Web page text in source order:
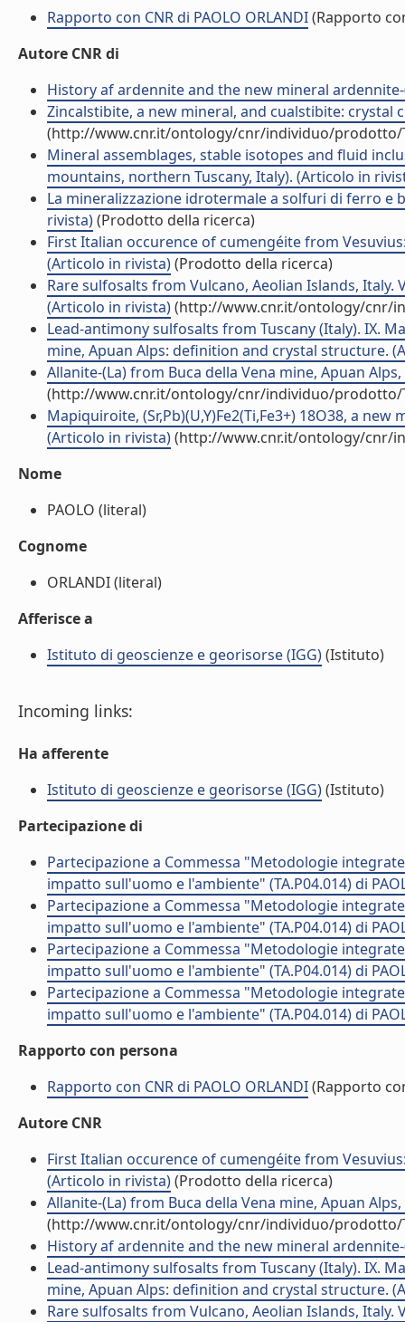
Rapporto con CNR di PAOLO ORLANDI(Rapporto
Autore CNR di
History af ardennite and the new mineral
Zincalstibite, a new mineral, and cualstibite:
(http://www.cnr.it/ontology/cnr/individuo/prodotto/
Mineral assemblages, stable isotopes and fluid
mountains, northern Tuscany, Italy). (Articolo in
La mineralizzazione idrotermale a solfuri di ferro e
rivista)(Prodotto della ricerca)
First Italian occurence of cumengéite from
(Articolo in rivista)(Prodotto della ricerca)
Rare sulfosalts from Vulcano, Aeolian Islands, Italy.
(Articolo in rivista)(http://www.cnr.it/ontology/cnr/
Lead-antimony sulfosalts from Tuscany (Italy). IX.
mine, Apuan Alps: definition and crystal structure.
Allanite-(La) from Buca della Vena mine, Apuan
(http://www.cnr.it/ontology/cnr/individuo/prodotto/
Mapiquiroite, (Sr,Pb)(U,Y)Fe2(Ti,Fe3+) 18O38, a
(Articolo in rivista)(http://www.cnr.it/ontology/cnr/
Nome
PAOLO (literal)
Cognome
ORLANDI (literal)
Afferisce a
Istituto di geoscienze e georisorse (IGG)(Istituto)
Incoming links:
Ha afferente
Istituto di geoscienze e georisorse (IGG)(Istituto)
Partecipazione di
Partecipazione a Commessa "Metodologie
impatto sull'uomo e l'ambiente" (TA.P04.014) di
Partecipazione a Commessa "Metodologie
impatto sull'uomo e l'ambiente" (TA.P04.014) di
Partecipazione a Commessa "Metodologie
impatto sull'uomo e l'ambiente" (TA.P04.014) di
Partecipazione a Commessa "Metodologie
impatto sull'uomo e l'ambiente" (TA.P04.014) di
Rapporto con persona
Rapporto con CNR di PAOLO ORLANDI(Rapporto
Autore CNR
First Italian occurence of cumengéite from
(Articolo in rivista)(Prodotto della ricerca)
Allanite-(La) from Buca della Vena mine, Apuan
(http://www.cnr.it/ontology/cnr/individuo/prodotto/
History af ardennite and the new mineral
Lead-antimony sulfosalts from Tuscany (Italy). IX.
mine, Apuan Alps: definition and crystal structure.
Rare sulfosalts from Vulcano, Aeolian Islands, Italy.